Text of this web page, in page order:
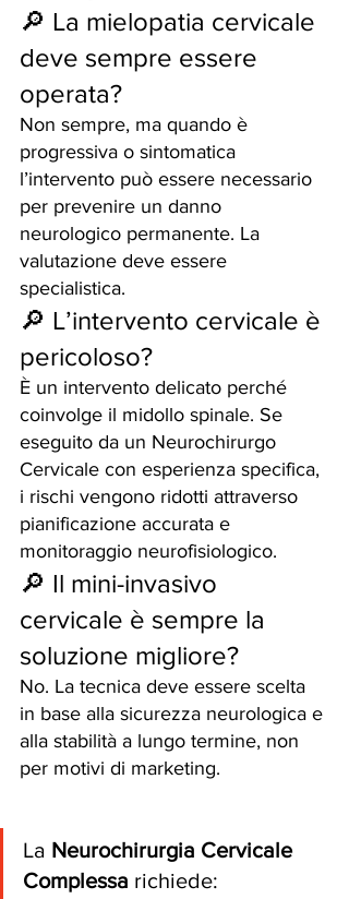
🔎 La mielopatia cervicale
deve sempre essere
operata?
Non sempre, ma quando è
progressiva o sintomatica
l’intervento può essere necessario
per prevenire un danno
neurologico permanente. La
valutazione deve essere
specialistica.
🔎 L’intervento cervicale è
pericoloso?
È un intervento delicato perché
coinvolge il midollo spinale. Se
eseguito da un Neurochirurgo
Cervicale con esperienza specifica,
i rischi vengono ridotti attraverso
pianificazione accurata e
monitoraggio neurofisiologico.
🔎 Il mini-invasivo
cervicale è sempre la
soluzione migliore?
No. La tecnica deve essere scelta
in base alla sicurezza neurologica e
alla stabilità a lungo termine, non
per motivi di marketing.
La Neurochirurgia Cervicale
Complessa richiede: